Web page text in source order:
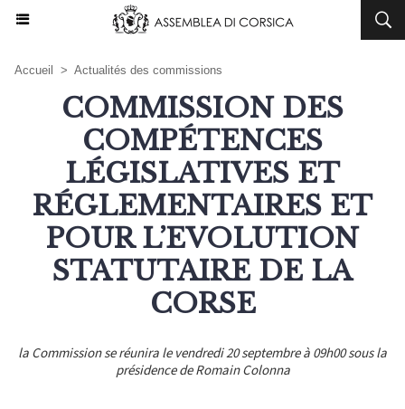
Accueil > Actualités des commissions
COMMISSION DES
COMPÉTENCES
LÉGISLATIVES ET
RÉGLEMENTAIRES ET
POUR L’EVOLUTION
STATUTAIRE DE LA
CORSE
la Commission se réunira le vendredi 20 septembre à 09h00 sous la
présidence de Romain Colonna